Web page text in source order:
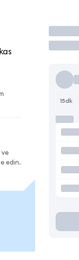
ve
edin.
15dk